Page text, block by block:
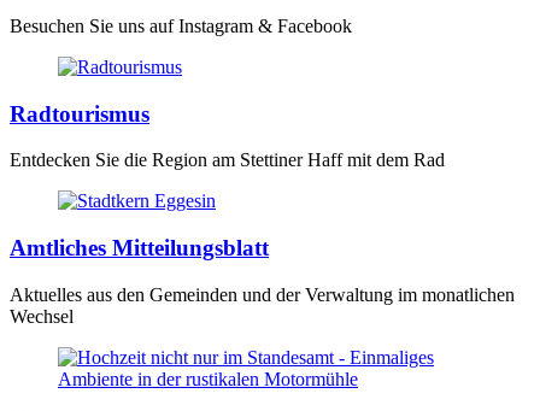
Besuchen Sie uns auf Instagram & Facebook
Radtourismus
Entdecken Sie die Region am Stettiner Haff mit dem Rad
Amtliches Mitteilungsblatt
Aktuelles aus den Gemeinden und der Verwaltung im monatlichen
Wechsel